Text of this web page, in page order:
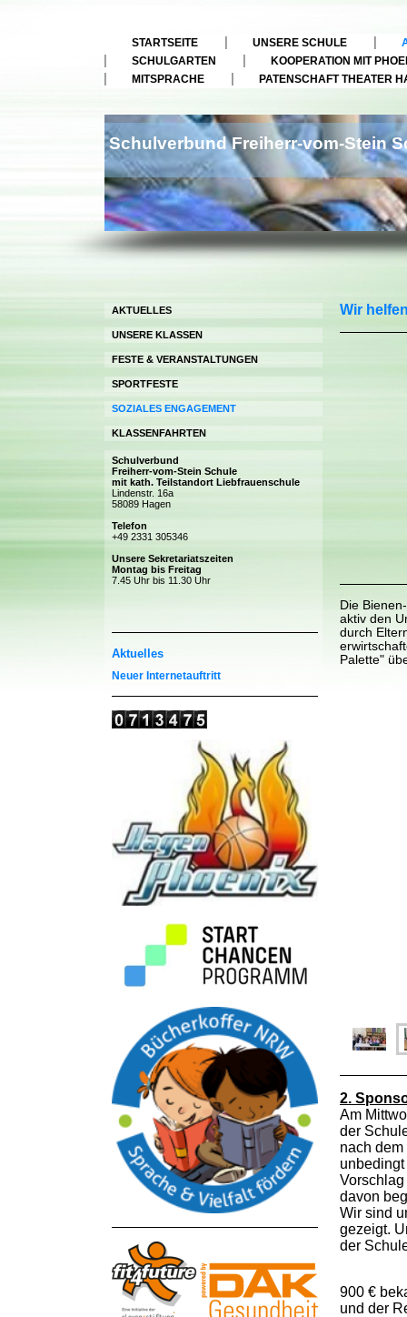
STARTSEITE UNSERE SCHULE
SCHULGARTEN
KOOPERATION MIT
MITSPRACHE
PATENSCHAFT THEATER
Schulverbund Freiherr-vom-Stein
Wir
Die
aktiv den
durch
Palette"
2.
Am
der
nach
davon
Wir sind
gezeigt.
der
900 €
und der
AKTUELLES
UNSERE KLASSEN
FESTE & VERANSTALTUNGEN
SPORTFESTE
SOZIALES ENGAGEMENT
KLASSENFAHRTEN
Schulverbund
Freiherr-vom-Stein Schule
mit kath. Teilstandort Liebfrauenschule
Lindenstr. 16a
58089 Hagen
Telefon
+49 2331 305346
Unsere Sekretariatszeiten
Montag bis Freitag
7.45 Uhr bis 11.30 Uhr
Aktuelles
Neuer Internetauftritt